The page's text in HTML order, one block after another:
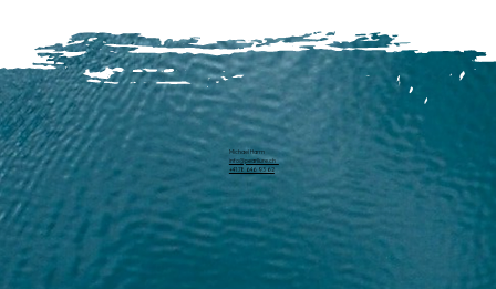
Michael Harm
info@pearllure.ch
+41 78 646 93 62